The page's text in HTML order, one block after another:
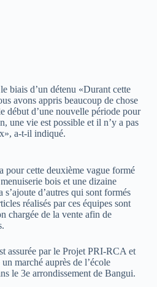
biais d’un détenu «Durant cette
avons appris beaucoup de chose
début d’une nouvelle période pour
une vie est possible et il n’y a pas
a-t-il indiqué.
cette deuxième vague formé
bois et une dizaine
d’autres qui sont formés
réalisés par ces équipes sont
chargée de la vente afin de
assurée par le Projet PRI-RCA et
marché auprès de l’école
le 3e arrondissement de Bangui.